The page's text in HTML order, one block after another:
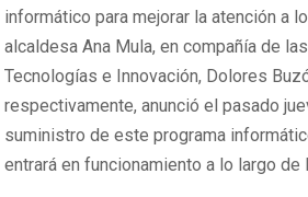
informático para mejorar la atención a
alcaldesa Ana Mula, en compañía de
Tecnologías e Innovación, Dolores
respectivamente, anunció el pasado
suministro de este programa
entrará en funcionamiento a lo largo